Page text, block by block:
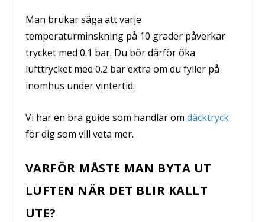
Man brukar säga att varje
temperaturminskning på 10 grader påverkar
trycket med 0.1 bar. Du bör därför öka
lufttrycket med 0.2 bar extra om du fyller på
inomhus under vintertid.
Vi har en bra guide som handlar om däcktryck
för dig som vill veta mer.
VARFÖR MÅSTE MAN BYTA UT
LUFTEN NÄR DET BLIR KALLT
UTE?